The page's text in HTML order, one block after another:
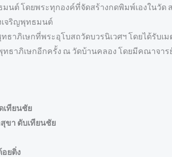
นต์ โดยพระทุกองค์ที่จัดสร้างกดพิมพ์เองในวัด
เจริญพุทธมนต์
ทธาภิเษกที่พระอุโบสถวัดบวรนิเวศฯ โดยได้รับ
พุทธาภิเษกอีกครั้ง ณ วัดบ้านคลอง โดยมีคณาจา
เทียนชัย
ขา ดับเทียนชัย
ยติ่ง